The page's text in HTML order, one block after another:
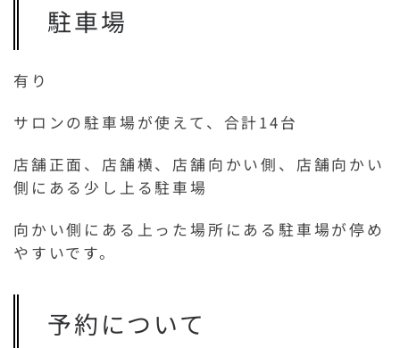
駐車場
有り
サロンの駐車場が使えて、合計14台
店舗正面、店舗横、店舗向かい側、店舗向かい
側にある少し上る駐車場
向かい側にある上った場所にある駐車場が停め
やすいです。
予約について